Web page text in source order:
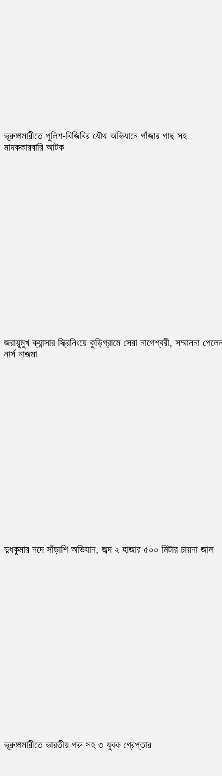
ভূরুঙ্গামারীতে পুলিশ-বিজিবির যৌথ অভিযানে গাঁজার গাছ সহ
মাদককারবারি আটক
জরায়ুমুখ ক্যান্সার স্ক্রিনিংয়ে কুড়িগ্রামে সেরা নাগেশ্বরী, সম্মাননা
নার্স নাজমা
দুধকুমার নদে সাঁড়াশি অভিযান, জব্দ ২ হাজার ৫০০ মিটার চায়না জাল
ভূরুঙ্গামারীতে ভারতীয় গরু সহ ৩ যুবক গ্রেপ্তার